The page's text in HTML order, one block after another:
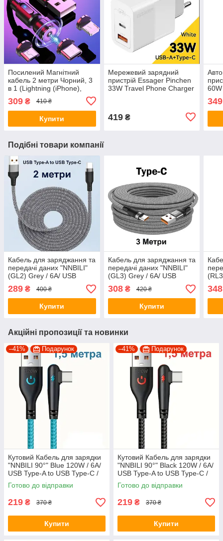
Посилений Магнітний
кабель 2 метри Чорний, 3
в 1 (Lightning (iPhone),
micro USB, T-C) 540 ° для
заряджання, 2.4A
309 ₴ 410 ₴
Купити
Мережевий зарядний
пристрій Essager Pinchen
33W Travel Phone Charger
419₴
349
Подібні товари компанії
Кабель для заряджання та
передачі даних "NNBILI"
(GL2) Grey / 6A/ USB
Type-A to USB Type-C / 2
метри
289 ₴ 400 ₴
Купити
Кабель для заряджання та
передачі даних "NNBILI"
(GL3) Grey / 6A/ USB
Type-A to USB Type-C / 3
метри
308₴ 420 ₴
Купити
A to
348
Акційні пропозиції та новинки
–41% Подарунок
Кутовий Кабель для зарядки
"NNBILI 90°" Blue 120W / 6A/
USB Type-A to USB Type-C /
1,5 метра
Готово до відправки
219 ₴ 370 ₴
Купити
–41% Подарунок
Кутовий Кабель для зарядки
"NNBILI 90°" Black 120W / 6A/
USB Type-A to USB Type-C /
1.5 метра
Готово до відправки
219 ₴ 370 ₴
Купити